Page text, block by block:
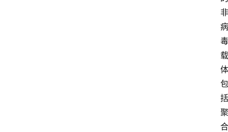
非
病
毒
载
体
包
括
聚
合